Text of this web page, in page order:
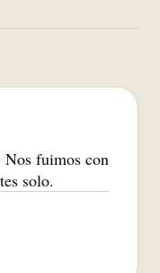
Nos fuimos con
solo.